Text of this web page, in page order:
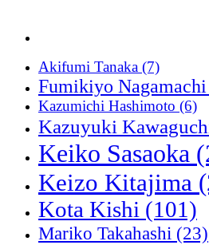
Akifumi Tanaka (7)
Fumikiyo Nagamachi
Kazumichi Hashimoto (6)
Kazuyuki
Keiko Sasaoka
Keizo Kitajima
Kota Kishi (101)
Mariko Takahashi (23)